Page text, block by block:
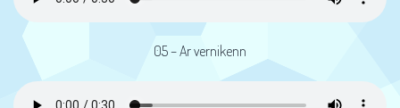
05 – Ar vernikenn